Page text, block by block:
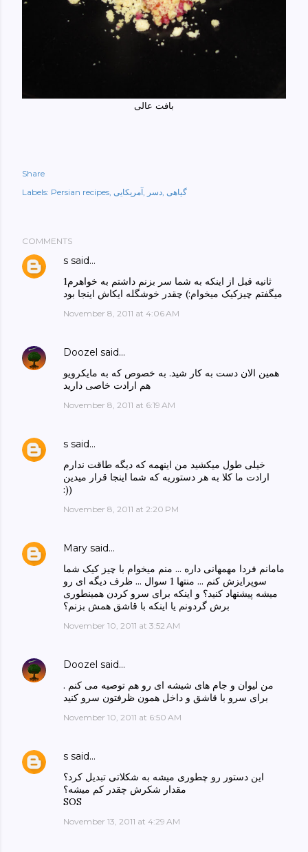
Share
Labels: Persian recipes آمریکایی دسر گیاهی
COMMENTS
s said…
1ثانیه قبل از اینکه به شما سر بزنم داشتم به خواهرم
میگفتم چیزکیک میخوام:) چقدر خوشگله ایکاش اینجا بود
November 8, 2011 at 4:06 AM
Doozel said…
همین الان دست به کار شید. به خصوص که به مایکرویو
هم ارادت خاصی دارید
November 8, 2011 at 6:19 AM
s said…
خیلی طول میکشید من اینهمه که دیگه طاقت ندارم
ارادت ما کلا به هر دستوریه که شما اینجا قرار میدین
:))
November 8, 2011 at 2:20 PM
Mary said…
مامانم فردا مهمهانی داره ... منم میخوام با چیز کیک شما
سوپرایزش کنم ... منتها 1 سوال ... ظرف دیگه ای رو
میشه پیشنهاد کنید؟ و اینکه برای سرو کردن همینطوری
برش گردونم یا اینکه با قاشق همش بزنم؟
November 10, 2011 at 3:52 AM
Doozel said…
من لیوان و جام های شیشه ای رو هم توصیه می کنم .
برای سرو با قاشق و داخل همون ظرفتون سرو کنید
November 10, 2011 at 6:50 AM
s said…
این دستور رو چطوری میشه به شکلاتی تبدیل کرد؟
مقدار شکرش چقدر کم میشه؟
SOS
November 13, 2011 at 4:29 AM